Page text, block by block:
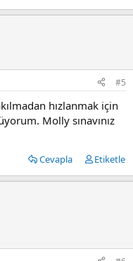
#5
hızlanmak için
Molly sınavınız
Cevapla Etiketle